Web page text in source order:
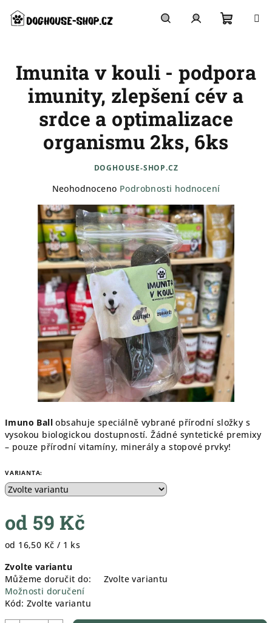
obsah
košík
Imuno Ball obsahuje speciálně vybrané přírodní složky s
vysokou biologickou dostupností. Žádné syntetické premixy
– pouze přírodní vitamíny, minerály a stopové prvky!
VARIANTA:
od 59 Kč
Měrná
od 16,50 Kč / 1 ks
Zvolte variantu
Můžeme doručit do:
Zvolte variantu
Možnosti doručení
Kód: Zvolte variantu
Imunita v kouli - podpora
imunity, zlepšení cév a
srdce a optimalizace
organismu 2ks, 6ks
DOGHOUSE-SHOP.CZ
Průměrné
produktu
je
0,0
z
5
hvězdiček.
Neohodnoceno Podrobnosti hodnocení